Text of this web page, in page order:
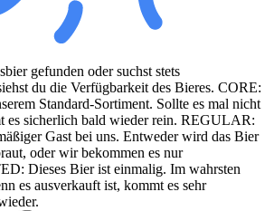
gefunden oder suchst stets
du die Verfügbarkeit des Bieres. CORE:
Standard-Sortiment. Sollte es mal nicht
es sicherlich bald wieder rein. REGULAR:
Gast bei uns. Entweder wird das Bier
oder wir bekommen es nur
Dieses Bier ist einmalig. Im wahrsten
es ausverkauft ist, kommt es sehr